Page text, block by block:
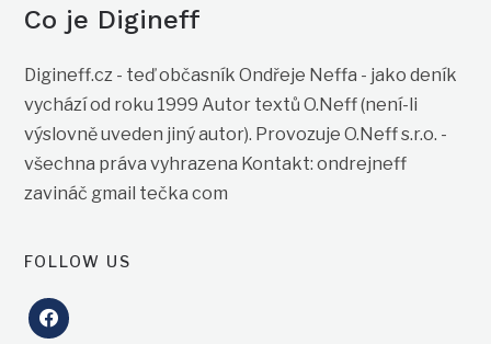
Co je Digineff
Digineff.cz - teď občasník Ondřeje Neffa - jako deník
vychází od roku 1999 Autor textů O.Neff (není-li
výslovně uveden jiný autor). Provozuje O.Neff s.r.o. -
všechna práva vyhrazena Kontakt: ondrejneff
zavináč gmail tečka com
FOLLOW US
facebook